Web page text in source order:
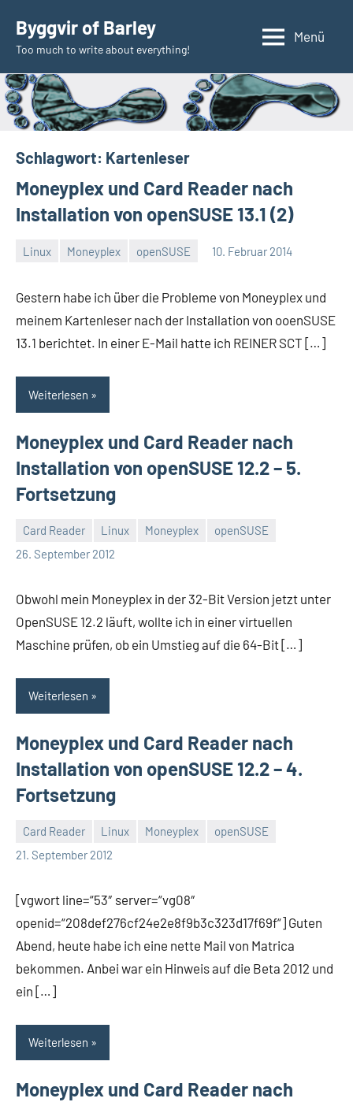
Inhalt
springen
Byggvir of Barley
Too much to write about everything!
Menü
Schlagwort: Kartenleser
Moneyplex und Card Reader nach
Installation von openSUSE 13.1 (2)
Linux Moneyplex openSUSE 10. Februar 2014
Gestern habe ich über die Probleme von Moneyplex und
meinem Kartenleser nach der Installation von ooenSUSE
13.1 berichtet. In einer E-Mail hatte ich REINER SCT […]
Weiterlesen
Moneyplex und Card Reader nach
Installation von openSUSE 12.2 – 5.
Fortsetzung
Card Reader Linux Moneyplex
openSUSE
26. September 2012
Thomas
3
Obwohl mein Moneyplex in der 32-Bit Version jetzt unter
OpenSUSE 12.2 läuft, wollte ich in einer virtuellen
Maschine prüfen, ob ein Umstieg auf die 64-Bit […]
Weiterlesen
Moneyplex und Card Reader nach
Installation von openSUSE 12.2 – 4.
Fortsetzung
Card Reader Linux Moneyplex
openSUSE
21. September 2012
Thomas
[vgwort line=“53″ server=“vg08″
openid=“208def276cf24e2e8f9b3c323d17f69f“] Guten
Abend, heute habe ich eine nette Mail von Matrica
bekommen. Anbei war ein Hinweis auf die Beta 2012 und
ein […]
Weiterlesen
Moneyplex und Card Reader nach